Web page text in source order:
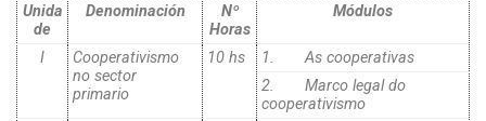
Unida
de
Denominación
Nº
Horas
Módulos
I
Cooperativismo
no sector
primario
10 hs
1. As cooperativas
2.Marco legal do
cooperativismo